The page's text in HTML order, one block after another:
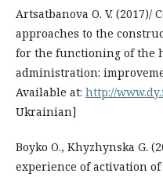
Artsatbanova O. V. (2017)/
approaches to the
for the functioning of the
administration:
Available at: http://
Ukrainian]
Boyko O., Khyzhynska G.
experience of activation